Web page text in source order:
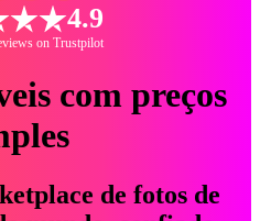
4.9
on Trustpilot
com preços
de fotos de